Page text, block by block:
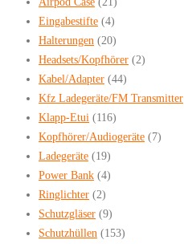
Eingabestifte (4)
Halterungen (20)
Headsets/Kopfhörer (2)
Kabel/Adapter (44)
Kfz Ladegeräte/FM Transmitter
Klapp-Etui (116)
Kopfhörer/Audiogeräte (7)
Ladegeräte (19)
Power Bank (4)
Ringlichter (2)
Schutzgläser (9)
Schutzhüllen (153)